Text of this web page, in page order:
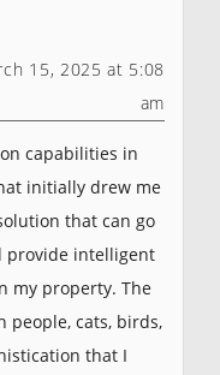
15, 2025 at 5:08
am
capabilities in
initially drew me
that can go
provide intelligent
my property. The
cats, birds,
that I